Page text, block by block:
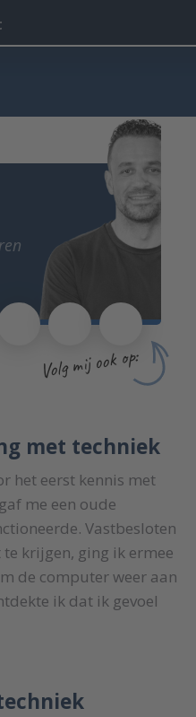
Volg mij ook op:
met techniek
het eerst kennis met
me een oude
Vastbesloten
krijgen, ging ik ermee
de computer weer aan
ik dat ik gevoel